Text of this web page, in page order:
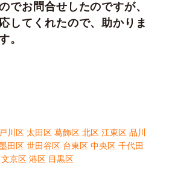
でお問合せしたのですが、
してくれたので、助かりま
。
川区 太田区 葛飾区 北区 江東区 品川
田区 世田谷区 台東区 中央区 千代田
文京区 港区 目黒区